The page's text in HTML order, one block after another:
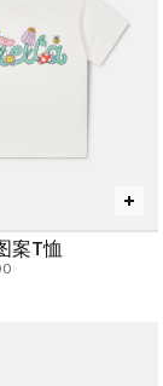
案T恤